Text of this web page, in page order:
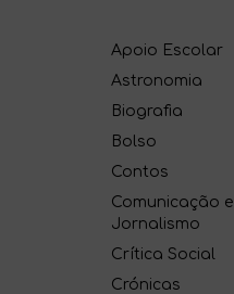
Apoio Escolar
Astronomia
Biografia
Bolso
Contos
Comunicação e
Jornalismo
Crítica Social
Crónicas